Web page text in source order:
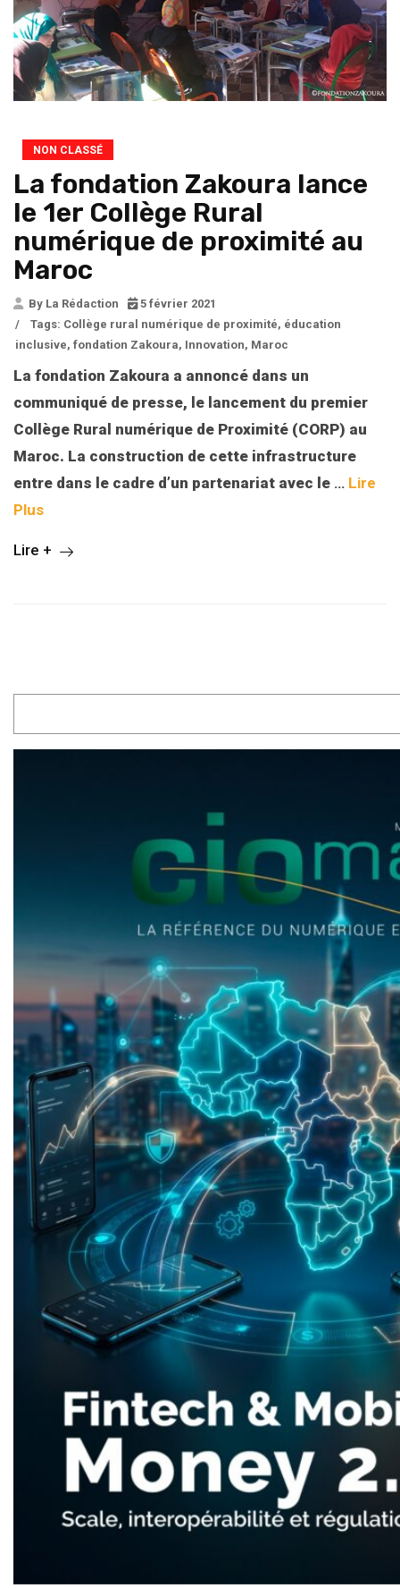
NON CLASSÉ
La fondation Zakoura lance
le 1er Collège Rural
numérique de proximité au
Maroc
By La Rédaction
5 février 2021
/
Tags: Collège rural numérique de proximité, éducation
inclusive, fondation Zakoura, Innovation, Maroc
La fondation Zakoura a annoncé dans un
communiqué de presse, le lancement du premier
Collège Rural numérique de Proximité (CORP) au
Maroc. La construction de cette infrastructure
entre dans le cadre d’un partenariat avec le … Lire
Plus
Lire +